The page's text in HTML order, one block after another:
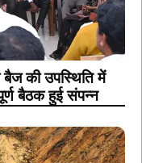
की उपस्थिति में
बैठक हुई संपन्न